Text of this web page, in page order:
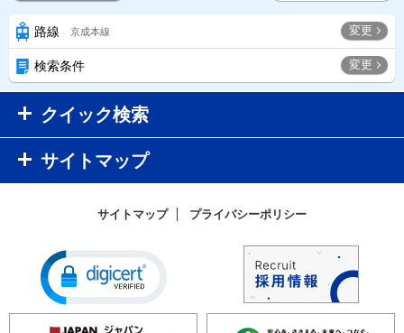
路線 京成本線 変更
検索条件 変更
クイック検索
サイトマップ
サイトマップ プライバシーポリシー